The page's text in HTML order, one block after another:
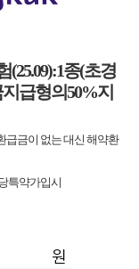
(25.09):1종(초경
급형의50%지
급금이 없는 대신 해약환
특약가입시
원